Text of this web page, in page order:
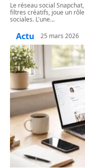
Le réseau social
filtres créatifs, joue un
sociales. L'une…
Actu 25 mars 2026